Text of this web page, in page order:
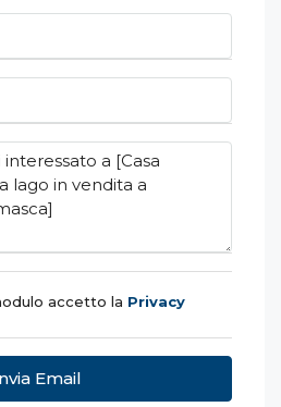
accetto la Privacy
Email